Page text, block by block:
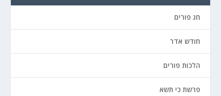
חג פורים
חודש אדר
הלכות פורים
פרשת כי תשא